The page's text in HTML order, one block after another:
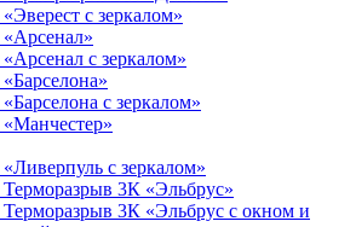
с зеркалом»
«Арсенал»
с зеркалом»
с зеркалом»
«Манчестер»
с зеркалом»
Терморазрыв 3К «Эльбрус»
Терморазрыв 3К «Эльбрус с окном и